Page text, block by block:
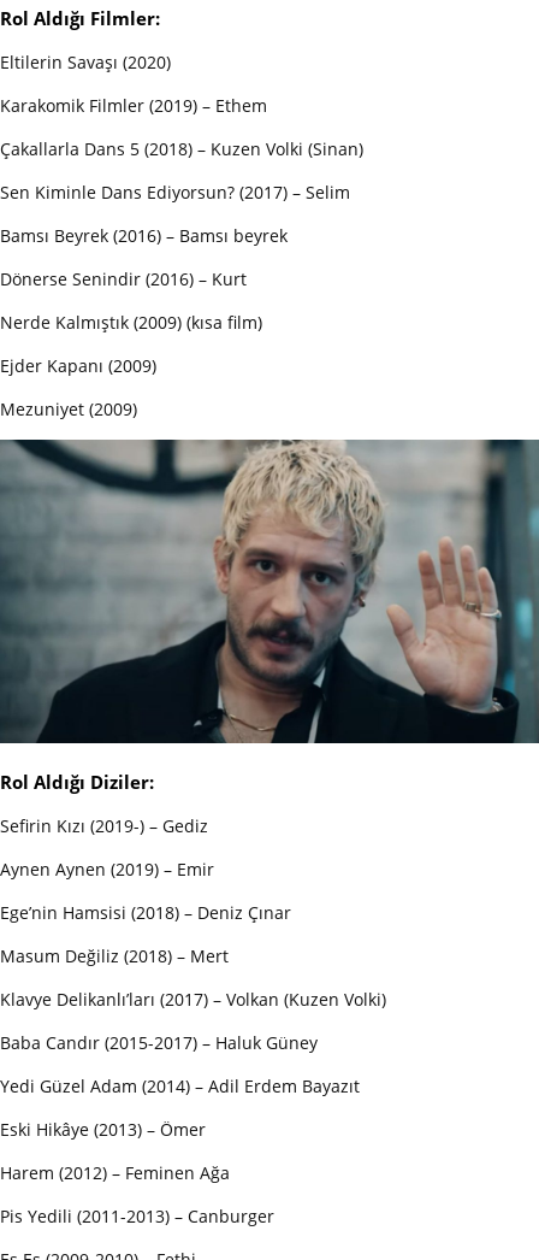
Rol Aldığı Filmler:
Eltilerin Savaşı (2020)
Karakomik Filmler (2019) – Ethem
Çakallarla Dans 5 (2018) – Kuzen Volki (Sinan)
Sen Kiminle Dans Ediyorsun? (2017) – Selim
Bamsı Beyrek (2016) – Bamsı beyrek
Dönerse Senindir (2016) – Kurt
Nerde Kalmıştık (2009) (kısa film)
Ejder Kapanı (2009)
Mezuniyet (2009)
Rol Aldığı Diziler:
Sefirin Kızı (2019-) – Gediz
Aynen Aynen (2019) – Emir
Ege’nin Hamsisi (2018) – Deniz Çınar
Masum Değiliz (2018) – Mert
Klavye Delikanlı’ları (2017) – Volkan (Kuzen Volki)
Baba Candır (2015-2017) – Haluk Güney
Yedi Güzel Adam (2014) – Adil Erdem Bayazıt
Eski Hikâye (2013) – Ömer
Harem (2012) – Feminen Ağa
Pis Yedili (2011-2013) – Canburger